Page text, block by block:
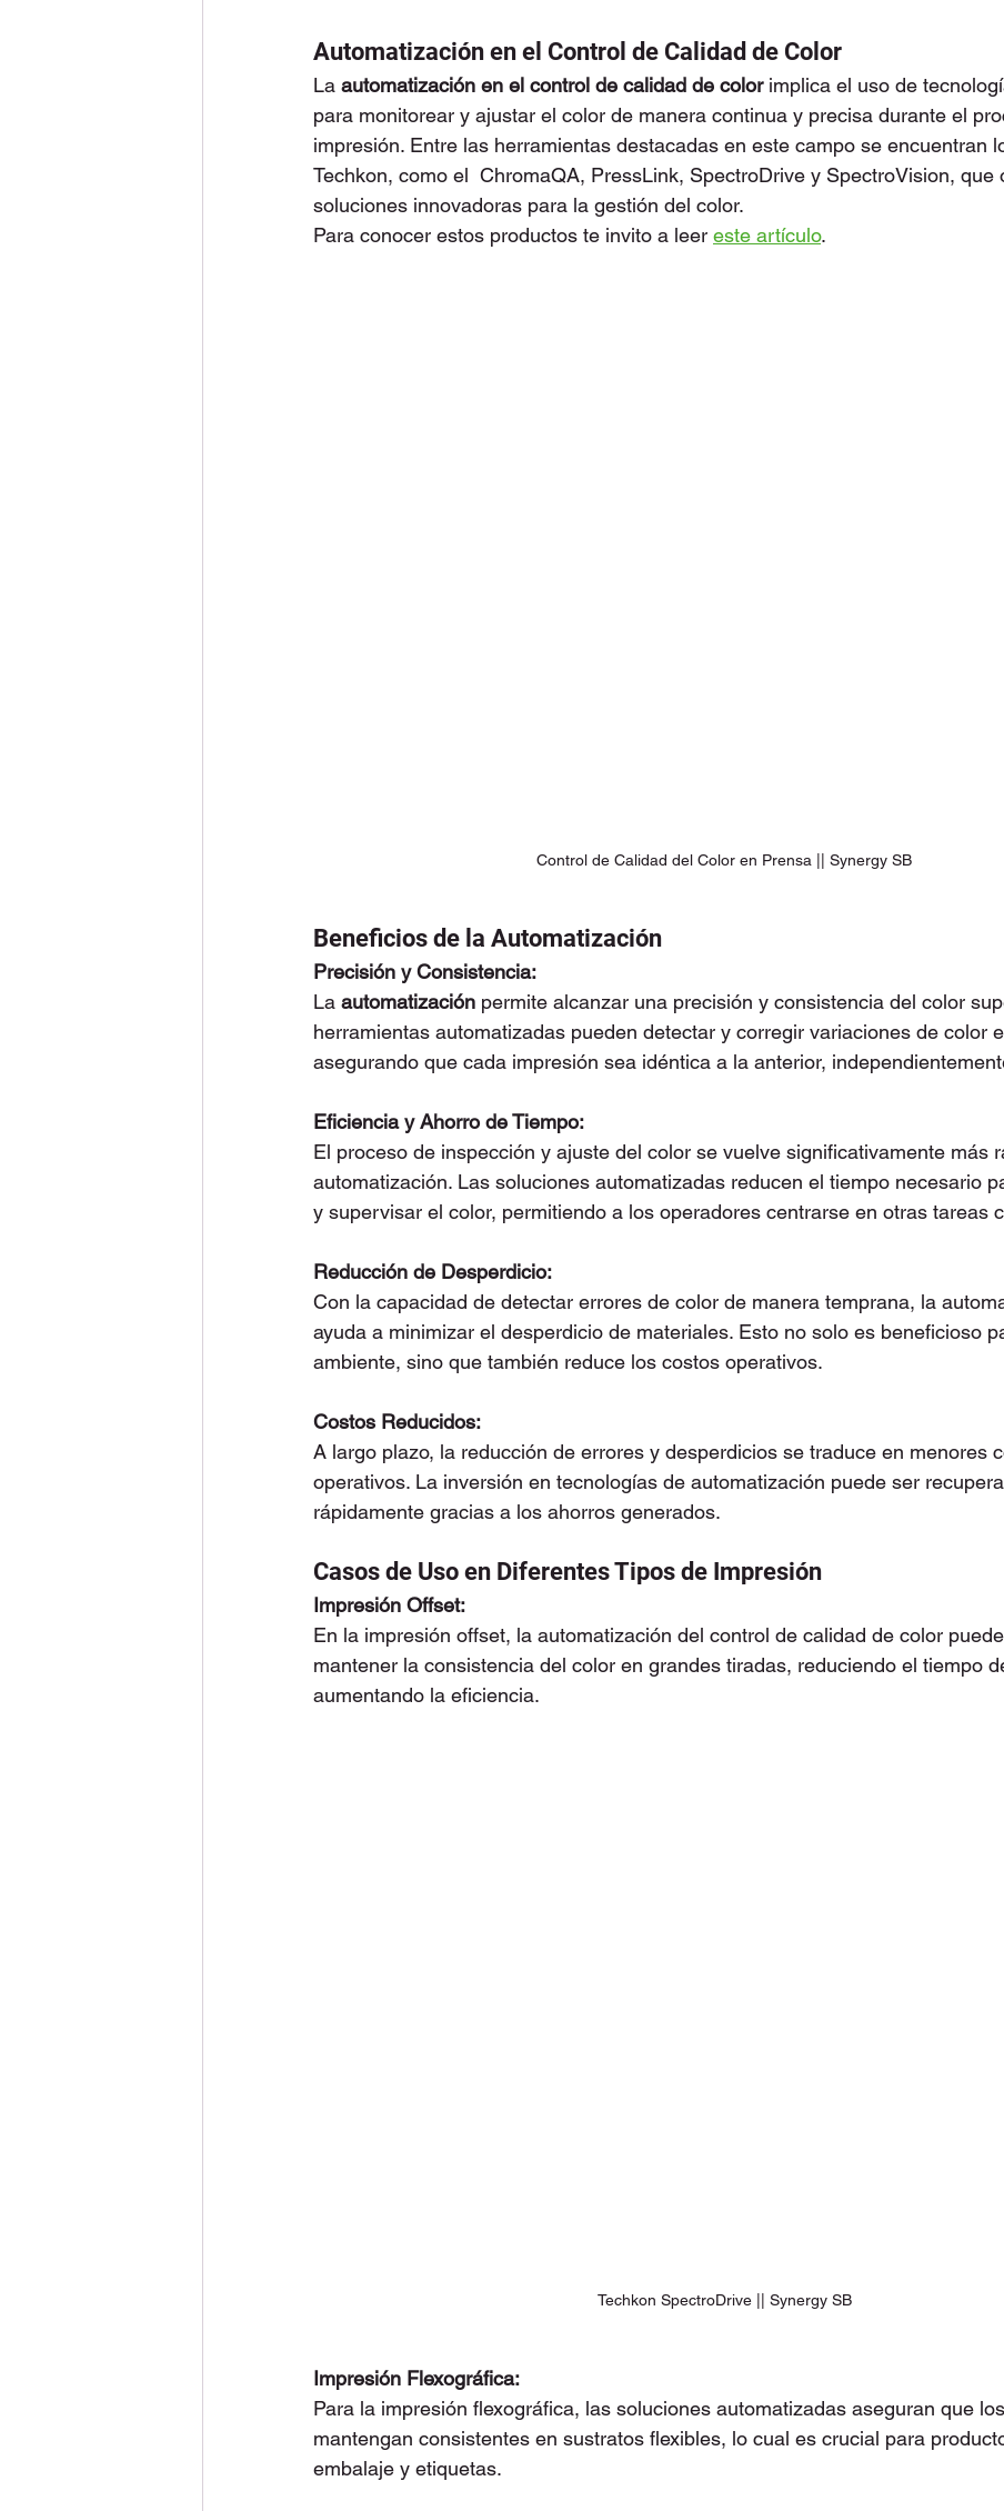
Automatización en el Control de Calidad de Color
La automatización en el control de calidad de color implica el uso de
para monitorear y ajustar el color de manera continua y precisa durante el
impresión. Entre las herramientas destacadas en este campo se encuentran
Techkon, como el  ChromaQA, PressLink, SpectroDrive y SpectroVision, que
soluciones innovadoras para la gestión del color.
Para conocer estos productos te invito a leer este artículo.
Control de Calidad del Color en Prensa || Synergy SB
Beneficios de la Automatización
Precisión y Consistencia:
La automatización permite alcanzar una precisión y consistencia del color
herramientas automatizadas pueden detectar y corregir variaciones de color
asegurando que cada impresión sea idéntica a la anterior,
Eficiencia y Ahorro de Tiempo:
El proceso de inspección y ajuste del color se vuelve significativamente más
automatización. Las soluciones automatizadas reducen el tiempo necesario
y supervisar el color, permitiendo a los operadores centrarse en otras tareas
Reducción de Desperdicio:
Con la capacidad de detectar errores de color de manera temprana, la
ayuda a minimizar el desperdicio de materiales. Esto no solo es beneficioso
ambiente, sino que también reduce los costos operativos.
Costos Reducidos:
A largo plazo, la reducción de errores y desperdicios se traduce en menores
operativos. La inversión en tecnologías de automatización puede ser
rápidamente gracias a los ahorros generados.
Casos de Uso en Diferentes Tipos de Impresión
Impresión Offset:
En la impresión offset, la automatización del control de calidad de color
mantener la consistencia del color en grandes tiradas, reduciendo el tiempo
aumentando la eficiencia.
Techkon SpectroDrive || Synergy SB
Impresión Flexográfica:
Para la impresión flexográfica, las soluciones automatizadas aseguran que
mantengan consistentes en sustratos flexibles, lo cual es crucial para
embalaje y etiquetas.